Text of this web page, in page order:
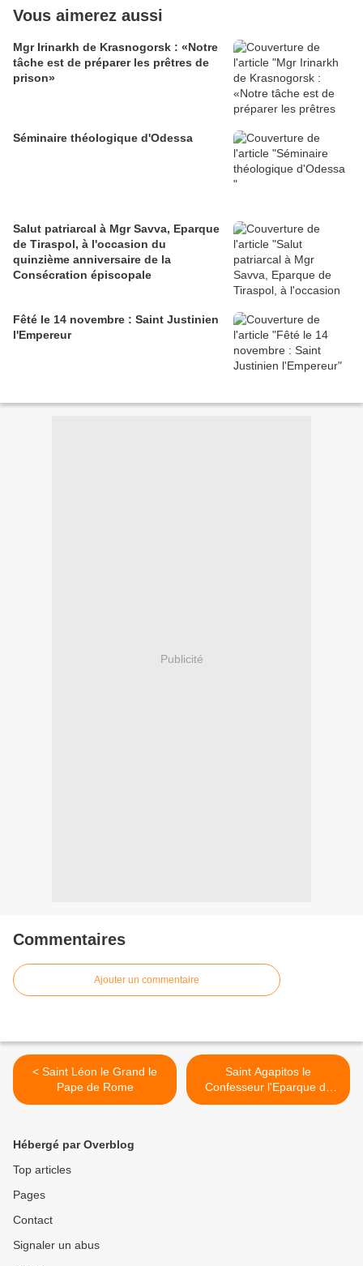
Vous aimerez aussi
Mgr Irinarkh de Krasnogorsk : «Notre
tâche est de préparer les prêtres de
prison»
Séminaire théologique d'Odessa
Salut patriarcal à Mgr Savva, Eparque
de Tiraspol, à l'occasion du
quinzième anniversaire de la
Consécration épiscopale
Fêté le 14 novembre : Saint Justinien
l'Empereur
Publicité
Commentaires
Ajouter un commentaire
< Saint Léon le Grand le
Pape de Rome
Saint Agapitos le
Confesseur l'Eparque de
Synnada en Phrygia >
Hébergé par Overblog
Top articles
Pages
Contact
Signaler un abus